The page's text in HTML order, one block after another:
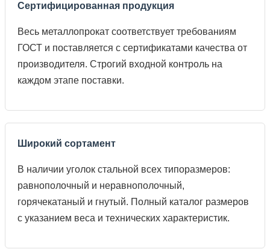
Сертифицированная продукция
Весь металлопрокат соответствует требованиям
ГОСТ и поставляется с сертификатами качества от
производителя. Строгий входной контроль на
каждом этапе поставки.
Широкий сортамент
В наличии уголок стальной всех типоразмеров:
равнополочный и неравнополочный,
горячекатаный и гнутый. Полный каталог размеров
с указанием веса и технических характеристик.